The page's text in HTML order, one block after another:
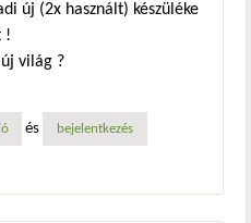
új (2x használt) készüléke
!
világ ?
és bejelentkezés